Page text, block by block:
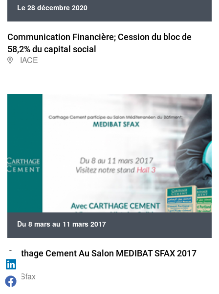
Le 28 décembre 2020
Communication Financière; Cession du bloc de
58,2% du capital social
IACE
Du 8 mars au 11 mars 2017
Carthage Cement Au Salon MEDIBAT SFAX 2017
Sfax